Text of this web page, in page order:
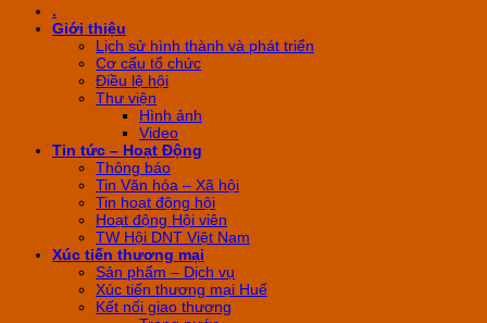
.
Giới thiệu
Lịch sử hình thành và phát triển
Cơ cấu tổ chức
Điều lệ hội
Thư viện
Hình ảnh
Video
Tin tức – Hoạt Động
Thông báo
Tin Văn hóa – Xã hội
Tin hoạt động hội
Hoạt động Hội viên
TW Hội DNT Việt Nam
Xúc tiến thương mại
Sản phẩm – Dịch vụ
Xúc tiến thương mại Huế
Kết nối giao thương